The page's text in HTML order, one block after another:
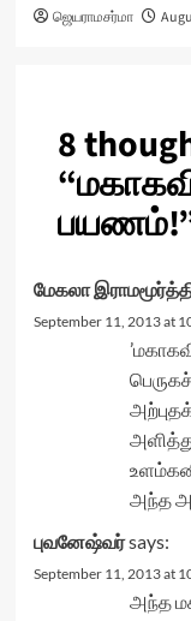
ஜெயராமசர்மா
8
“
பயணம்!
மேகலா
September 11, 2013 at
அந்த
புவனேஷ்வர்says:
September 11, 2013 at
அந்த